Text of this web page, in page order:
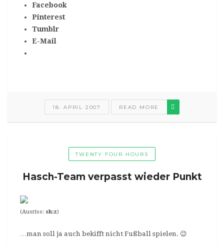
Facebook
Pinterest
Tumblr
E-Mail
18. APRIL 2007 READ MORE
TWENTY FOUR HOURS
Hasch-Team verpasst wieder Punkt
(Ausriss: sh:z)
…man soll ja auch bekifft nicht Fußball spielen. 😉